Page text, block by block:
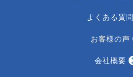
よくある質問
お客様の声
会社概要